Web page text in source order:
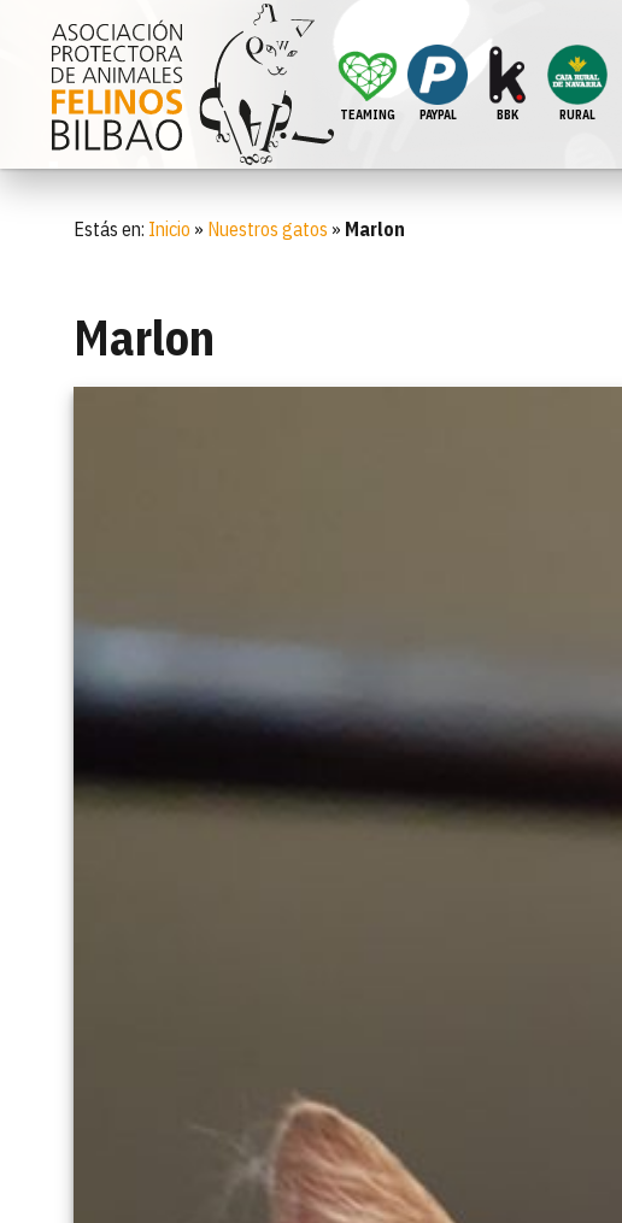
TEAMING PAYPAL BBK RURAL
Estás en: Inicio » Nuestros gatos » Marlon
Marlon